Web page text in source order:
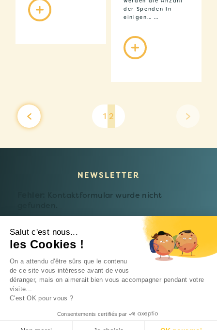
der Spenden in
einigen… …
1 2
NEWSLETTER
Kontaktformular wurde nicht
Datenschutzerklärung
EineIntrepid-Studio-Website
Salut c'est nous...
les Cookies !
On a attendu d'être sûrs que le contenu
de ce site vous intéresse avant de vous
déranger, mais on aimerait bien vous accompagner pendant votre
visite...
C'est OK pour vous ?
Consentements certifiés par